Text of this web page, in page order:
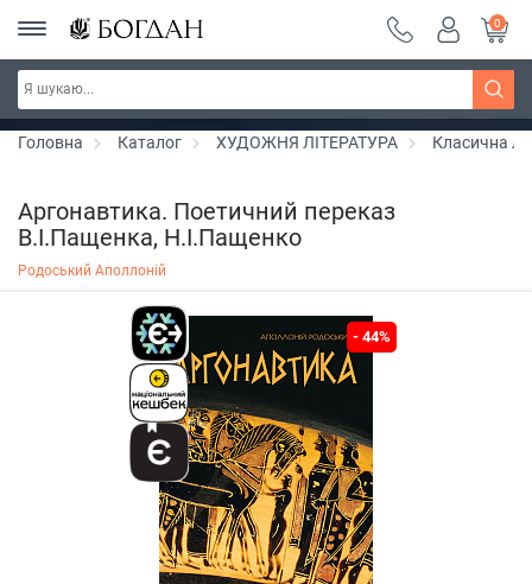
РОЗПРОДАЖ ~ 150 грн ~ 200 грн ~ 250 грн ~
300 грн ~ РОЗПРОДАЖ
Дізнатись більше
0
Головна Каталог ХУДОЖНЯ ЛІТЕРАТУРА Класична
Аргонавтика. Поетичний переказ
В.І.Пащенка, Н.І.Пащенко
Родоський Аполлоній
- 44%